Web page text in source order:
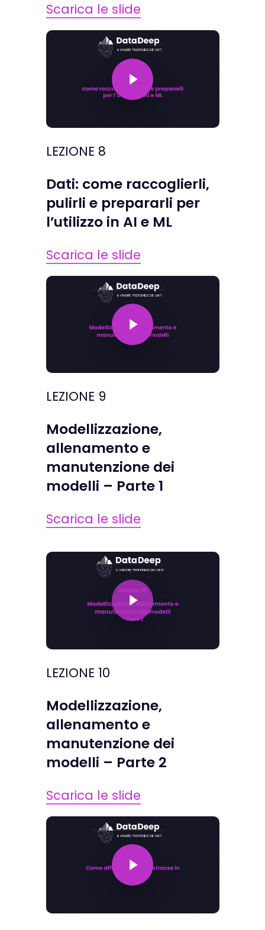
Scarica le slide
Play Video
LEZIONE 8
Dati: come raccoglierli,
pulirli e prepararli per
l’utilizzo in AI e ML
Scarica le slide
Play Video
LEZIONE 9
Modellizzazione,
allenamento e
manutenzione dei
modelli – Parte 1
Scarica le slide
Play Video
LEZIONE 10
Modellizzazione,
allenamento e
manutenzione dei
modelli – Parte 2
Scarica le slide
Play Video